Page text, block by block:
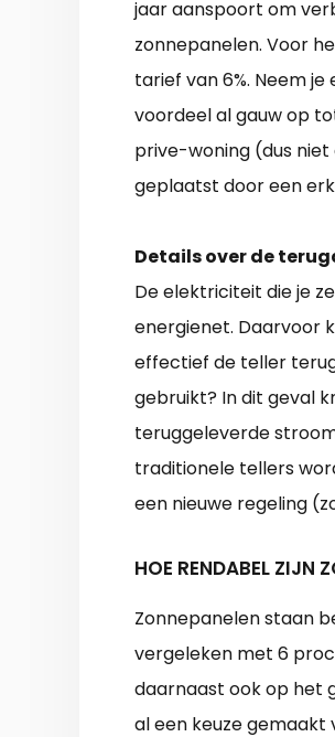
jaar aanspoort om
zonnepanelen. Voor
tarief van 6%. Neem
voordeel al gauw op
prive-woning (dus
geplaatst door een
Details over de
De elektriciteit die je
energienet. Daarvoor
effectief de teller
gebruikt? In dit geval
teruggeleverde
traditionele tellers
een nieuwe regeling
HOE RENDABEL ZIJN
Zonnepanelen staan
vergeleken met 6
daarnaast ook op het
al een keuze gemaakt